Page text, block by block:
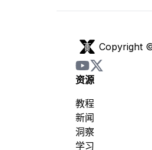
Copyright
资源
洞察
学习
新闻
教程